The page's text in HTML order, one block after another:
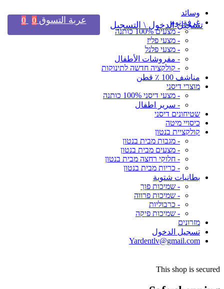
وسائد
غرفة نوم
- מצעים 100% כותנה
- מצעי פליז
- מצעי פלנל
- مفروشات الأطفال
- קולקציה חדשה לתינוקות
مناشف 100 ٪ قطن
מוצרי דיסני
- מצעי דיסני 100% כותנה
- سرير اطفال
שטיחונים דיסני
כיסויי מיטה
קולקציית בנטון
- מגבות מבית בנטון
- מצעים מבית בנטון
- חלוקי רחצה מבית בנטון
- כריות מבית בנטון
بطانيات شتوية
- שמיכות פוך
- שמיכות פרווה
- כרבוליות
- שמיכות פיקה
מזרונים
تسجيل الدخول
Yardentlv@gmail.com
This shop is secured
تسجيل الدخول \ التسجيل عربة التسوق 0
0